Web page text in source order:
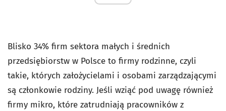
Blisko 34% firm sektora małych i średnich
przedsiębiorstw w Polsce to firmy rodzinne, czyli
takie, których założycielami i osobami zarządzającymi
są członkowie rodziny. Jeśli wziąć pod uwagę również
firmy mikro, które zatrudniają pracowników z